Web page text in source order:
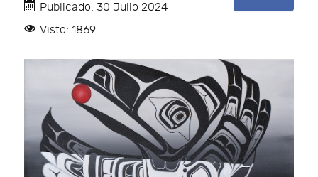
Publicado: 30 Julio 2024
Visto: 1869